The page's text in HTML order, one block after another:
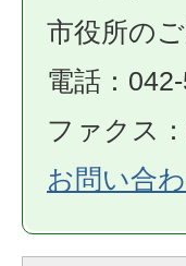
市役所の
電話：
ファクス
お問い合